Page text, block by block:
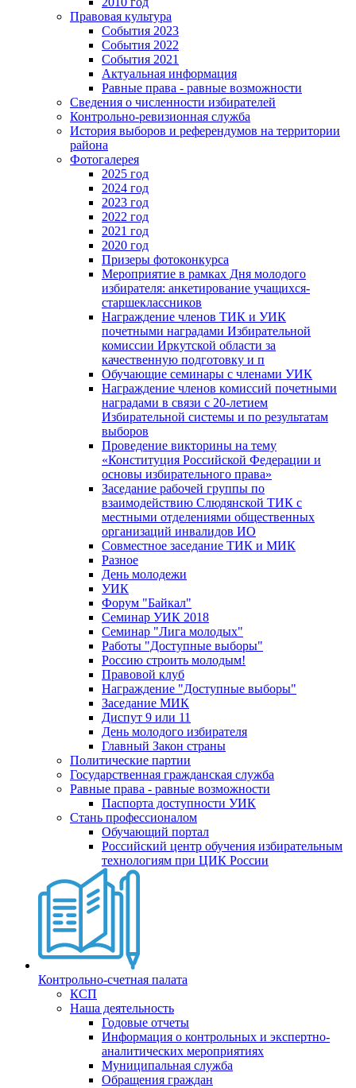
Правовая культура
События 2023
События 2022
События 2021
Актуальная информация
Равные права - равные возможности
Сведения о численности избирателей
Контрольно-ревизионная служба
История выборов и референдумов на территории
района
Фотогалерея
2025 год
2024 год
2023 год
2022 год
2021 год
2020 год
Призеры фотоконкурса
Мероприятие в рамках Дня молодого
избирателя: анкетирование учащихся-
старшеклассников
Награждение членов ТИК и УИК
почетными наградами Избирательной
комиссии Иркутской области за
качественную подготовку и п
Обучающие семинары с членами УИК
Награждение членов комиссий почетными
наградами в связи с 20-летием
Избирательной системы и по результатам
выборов
Проведение викторины на тему
«Конституция Российской Федерации и
основы избирательного права»
Заседание рабочей группы по
взаимодействию Слюдянской ТИК с
местными отделениями общественных
организаций инвалидов ИО
Совместное заседание ТИК и МИК
Разное
День молодежи
УИК
Форум "Байкал"
Семинар УИК 2018
Семинар "Лига молодых"
Работы "Доступные выборы"
Россию строить молодым!
Правовой клуб
Награждение "Доступные выборы"
Заседание МИК
Диспут 9 или 11
День молодого избирателя
Главный Закон страны
Политические партии
Государственная гражданская служба
Равные права - равные возможности
Паспорта доступности УИК
Стань профессионалом
Обучающий портал
Российский центр обучения избирательным
технологиям при ЦИК России
Контрольно-счетная палата
КСП
Наша деятельность
Годовые отчеты
Информация о контрольных и экспертно-
аналитических мероприятиях
Муниципальная служба
Обращения граждан